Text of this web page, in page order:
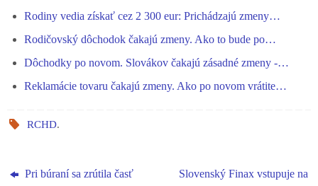
Rodiny vedia získať cez 2 300 eur: Prichádzajú zmeny…
Rodičovský dôchodok čakajú zmeny. Ako to bude po…
Dôchodky po novom. Slovákov čakajú zásadné zmeny -…
Reklamácie tovaru čakajú zmeny. Ako po novom vrátite…
RCHD.
Pri búraní sa zrútila časť
Slovenský Finax vstupuje na